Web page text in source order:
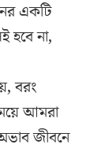
একটি
হবে না,
বরং
আমরা
জীবনে